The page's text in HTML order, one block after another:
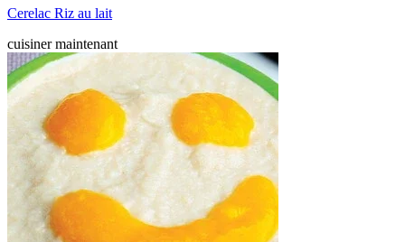
Cerelac Riz au lait
cuisiner maintenant